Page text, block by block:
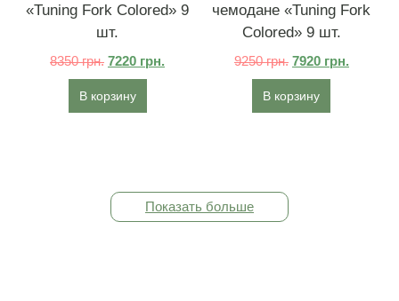
«Tuning Fork Colored» 9
шт.
8350грн. 7220 грн.
В корзину
чемодане «Tuning Fork
Colored» 9 шт.
9250грн. 7920 грн.
В корзину
Показать больше